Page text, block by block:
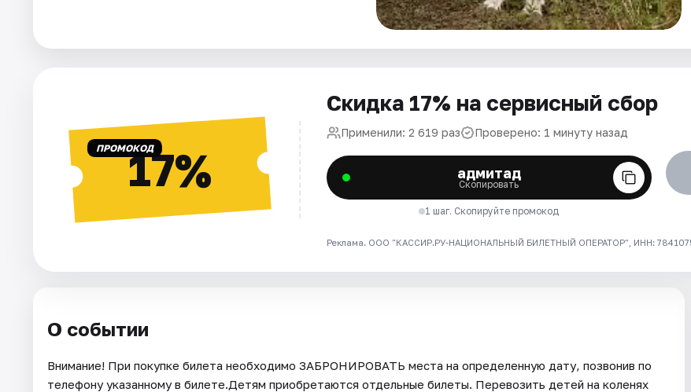
ПРОМОКОД17%
Скидка 17% на сервисный сбор
Применили: 2 619 раз Проверено: 1 минуту назад
адмитад
Скопировать
1 шаг. Скопируйте промокод
Реклама. ООО "КАССИР.РУ-НАЦИОНАЛЬНЫЙ БИЛЕТНЫЙ ОПЕРАТОР", ИНН:
О событии
Внимание! При покупке билета необходимо ЗАБРОНИРОВАТЬ места на определенную дату, позвонив по
телефону указанному в билете.Детям приобретаются отдельные билеты. Перевозить детей на коленях